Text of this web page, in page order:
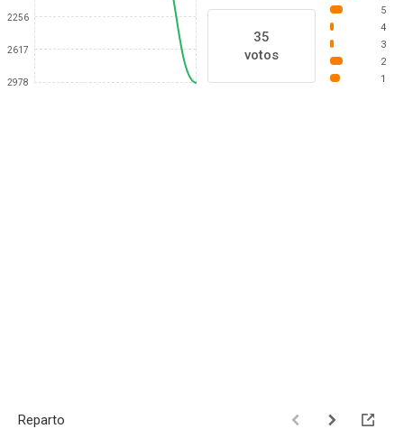
2256
2617
2978
35
votos
5
4
3
2
1
Reparto